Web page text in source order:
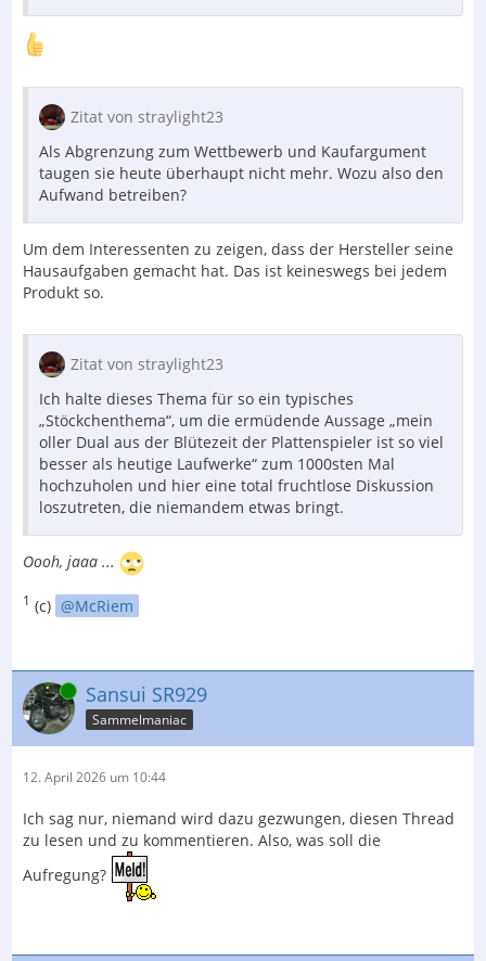
Zitat von straylight23
Als Abgrenzung zum Wettbewerb und Kaufargument
taugen sie heute überhaupt nicht mehr. Wozu also den
Aufwand betreiben?
Um dem Interessenten zu zeigen, dass der Hersteller seine
Hausaufgaben gemacht hat. Das ist keineswegs bei jedem
Produkt so.
Zitat von straylight23
Ich halte dieses Thema für so ein typisches
„Stöckchenthema“, um die ermüdende Aussage „mein
oller Dual aus der Blütezeit der Plattenspieler ist so viel
besser als heutige Laufwerke“ zum 1000sten Mal
hochzuholen und hier eine total fruchtlose Diskussion
loszutreten, die niemandem etwas bringt.
Oooh, jaaa ...
1 (c) McRiem
Online Sansui SR929
Sammelmaniac
12. April 2026 um 10:44
Ich sag nur, niemand wird dazu gezwungen, diesen Thread
zu lesen und zu kommentieren. Also, was soll die
Aufregung?